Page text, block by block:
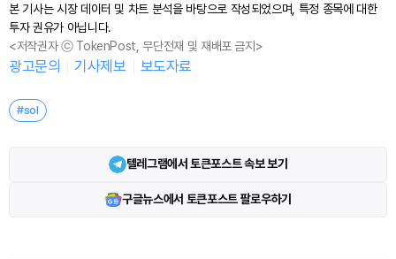
본 기사는 시장 데이터 및 차트 분석을 바탕으로 작성되었으며, 특정 종목에 대한
투자 권유가 아닙니다.
<저작권자 ⓒ TokenPost, 무단전재 및 재배포 금지>
광고문의 기사제보 보도자료
#sol
텔레그램에서 토큰포스트 속보 보기
구글뉴스에서 토큰포스트 팔로우하기